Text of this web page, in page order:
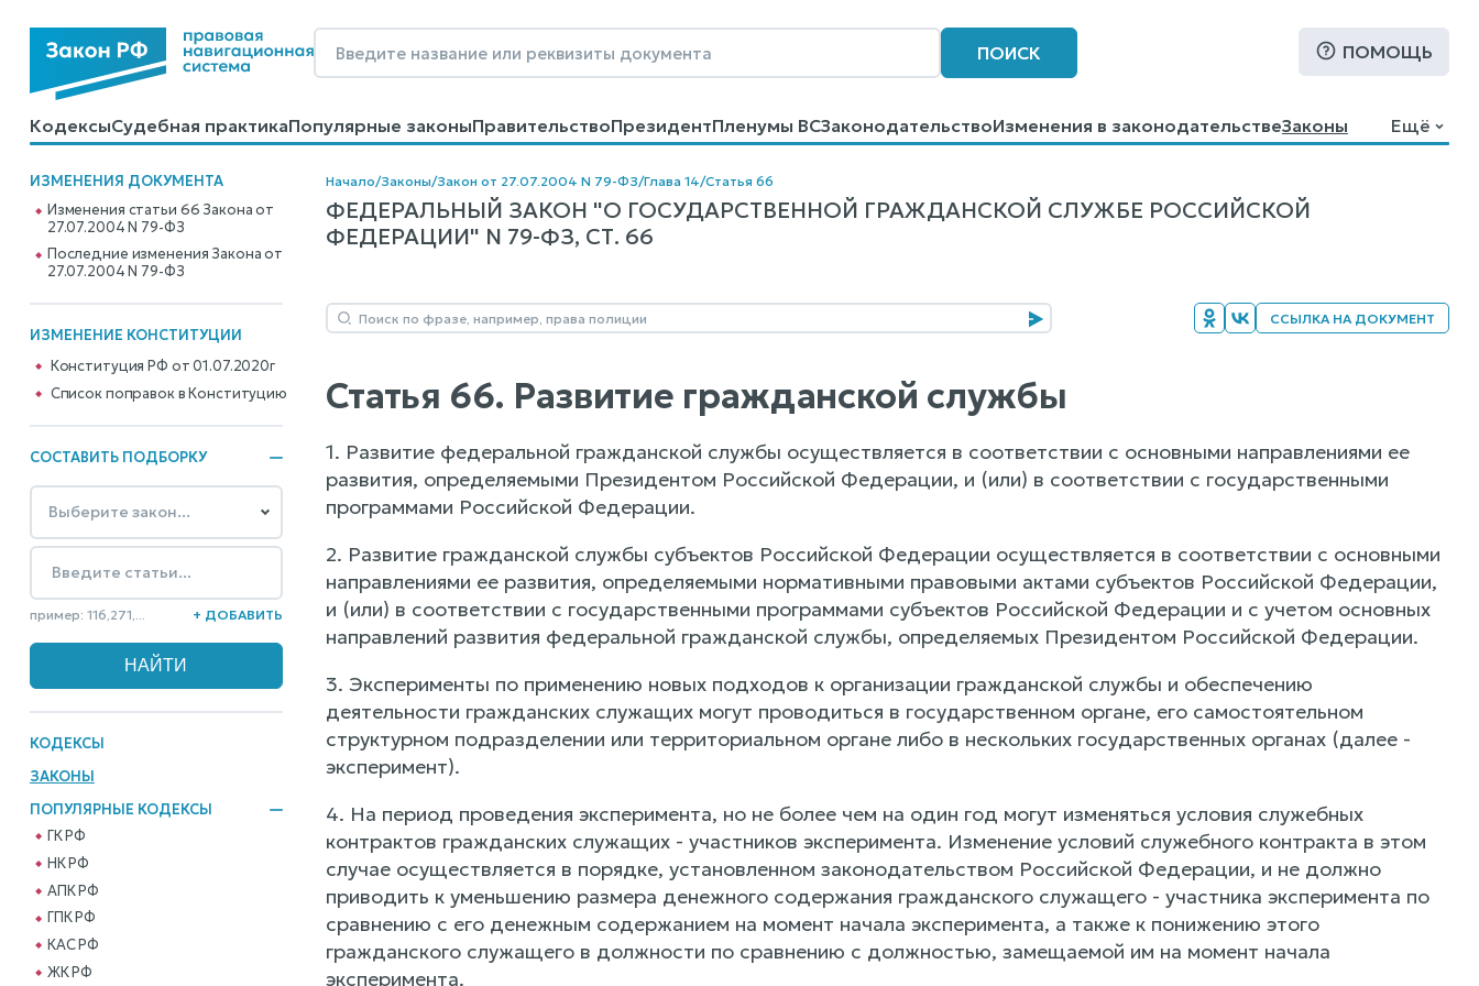
ПОИСК ПОМОЩЬ
КодексыСудебная практикаПопулярные законыПравительствоПрезидентПленумы ВСЗаконодательствоИзменения в законодательствеЗаконы
КалькуляторыСправочные материалыОбразцы договоровКонтактыПомощьПоиск
Ещё
ИЗМЕНЕНИЯ ДОКУМЕНТА
Изменения статьи 66 Закона от
27.07.2004 N 79-ФЗ
Последние изменения Закона от
27.07.2004 N 79-ФЗ
ИЗМЕНЕНИЕ КОНСТИТУЦИИ
Конституция РФ от 01.07.2020г
Cписок поправок в Конституцию
СОСТАВИТЬ ПОДБОРКУ
пример: 116,271,... + ДОБАВИТЬ
КОДЕКСЫ
ЗАКОНЫ
ПОПУЛЯРНЫЕ КОДЕКСЫ
ГК РФ
НК РФ
АПК РФ
ГПК РФ
КАС РФ
ЖК РФ
Начало/Законы/Закон от 27.07.2004 N 79-ФЗ/Глава 14/Статья 66
ФЕДЕРАЛЬНЫЙ ЗАКОН "О ГОСУДАРСТВЕННОЙ ГРАЖДАНСКОЙ СЛУЖБЕ РОССИЙСКОЙ
ФЕДЕРАЦИИ" N 79-ФЗ, СТ. 66
ССЫЛКА НА ДОКУМЕНТ
Статья 66. Развитие гражданской службы
1. Развитие федеральной гражданской службы осуществляется в соответствии с основными направлениями ее
развития, определяемыми Президентом Российской Федерации, и (или) в соответствии с государственными
программами Российской Федерации.
2. Развитие гражданской службы субъектов Российской Федерации осуществляется в соответствии с основными
направлениями ее развития, определяемыми нормативными правовыми актами субъектов Российской Федерации,
и (или) в соответствии с государственными программами субъектов Российской Федерации и с учетом основных
направлений развития федеральной гражданской службы, определяемых Президентом Российской Федерации.
3. Эксперименты по применению новых подходов к организации гражданской службы и обеспечению
деятельности гражданских служащих могут проводиться в государственном органе, его самостоятельном
структурном подразделении или территориальном органе либо в нескольких государственных органах (далее -
эксперимент).
4. На период проведения эксперимента, но не более чем на один год могут изменяться условия служебных
контрактов гражданских служащих - участников эксперимента. Изменение условий служебного контракта в этом
случае осуществляется в порядке, установленном законодательством Российской Федерации, и не должно
приводить к уменьшению размера денежного содержания гражданского служащего - участника эксперимента по
сравнению с его денежным содержанием на момент начала эксперимента, а также к понижению этого
гражданского служащего в должности по сравнению с должностью, замещаемой им на момент начала
эксперимента.